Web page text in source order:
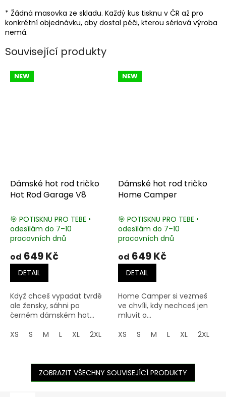
* Žádná masovka ze skladu. Každý kus tisknu v ČR až pro
konkrétní objednávku, aby dostal péči, kterou sériová výroba
nemá.
Související produkty
NEW
Dámské hot rod tričko
Hot Rod Garage V8
🎯 POTISKNU PRO TEBE •
odesílám do 7–10
pracovních dnů
od 649 Kč
DETAIL
Když chceš vypadat tvrdě
ale žensky, sáhni po
černém dámském hot...
XS
S M L XL 2XL 3XL
NEW
Dámské hot rod tričko
Home Camper
🎯 POTISKNU PRO TEBE •
odesílám do 7–10
pracovních dnů
od 649 Kč
DETAIL
Home Camper si vezmeš
ve chvíli, kdy nechceš jen
mluvit o...
XS
S M L XL 2XL
ZOBRAZIT VŠECHNY SOUVISEJÍCÍ PRODUKTY